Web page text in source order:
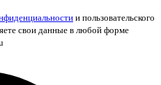
и пользовательского
свои данные в любой форме